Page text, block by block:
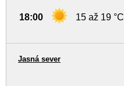
18:00 15 až 19 °C
Jasná sever